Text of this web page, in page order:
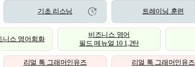
기초 리스닝 트레이닝 훈련
니스 영어회화
비즈니스 영어
필드 메뉴얼 10 1,2탄
리얼 톡 그래머인유즈
리얼 톡 그래머인유즈